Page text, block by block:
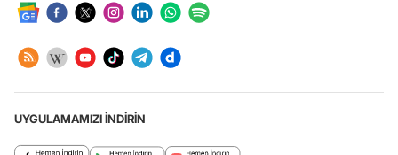
UYGULAMAMIZI İNDİRİN